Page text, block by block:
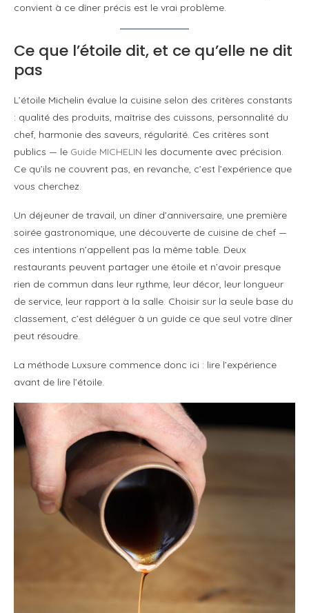
convient à ce dîner précis est le vrai problème.
Ce que l’étoile dit, et ce qu’elle ne dit
pas
L’étoile Michelin évalue la cuisine selon des critères constants
: qualité des produits, maîtrise des cuissons, personnalité du
chef, harmonie des saveurs, régularité. Ces critères sont
publics — le Guide MICHELIN les documente avec précision.
Ce qu’ils ne couvrent pas, en revanche, c’est l’expérience que
vous cherchez.
Un déjeuner de travail, un dîner d’anniversaire, une première
soirée gastronomique, une découverte de cuisine de chef —
ces intentions n’appellent pas la même table. Deux
restaurants peuvent partager une étoile et n’avoir presque
rien de commun dans leur rythme, leur décor, leur longueur
de service, leur rapport à la salle. Choisir sur la seule base du
classement, c’est déléguer à un guide ce que seul votre dîner
peut résoudre.
La méthode Luxsure commence donc ici : lire l’expérience
avant de lire l’étoile.